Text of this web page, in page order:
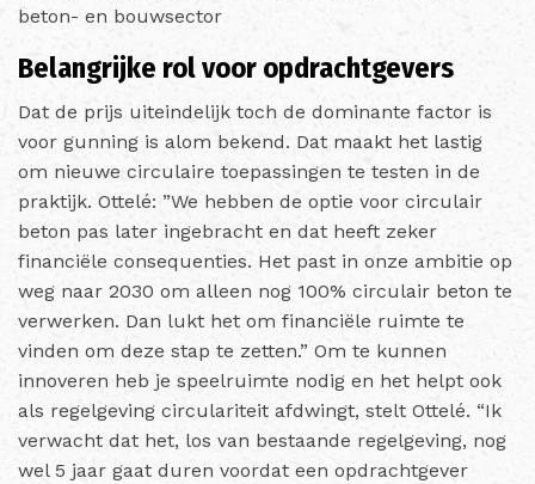
beton- en bouwsector
Belangrijke rol voor opdrachtgevers
Dat de prijs uiteindelijk toch de dominante factor is
voor gunning is alom bekend. Dat maakt het lastig
om nieuwe circulaire toepassingen te testen in de
praktijk. Ottelé: ”We hebben de optie voor circulair
beton pas later ingebracht en dat heeft zeker
financiële consequenties. Het past in onze ambitie op
weg naar 2030 om alleen nog 100% circulair beton te
verwerken. Dan lukt het om financiële ruimte te
vinden om deze stap te zetten.” Om te kunnen
innoveren heb je speelruimte nodig en het helpt ook
als regelgeving circulariteit afdwingt, stelt Ottelé. “Ik
verwacht dat het, los van bestaande regelgeving, nog
wel 5 jaar gaat duren voordat een opdrachtgever